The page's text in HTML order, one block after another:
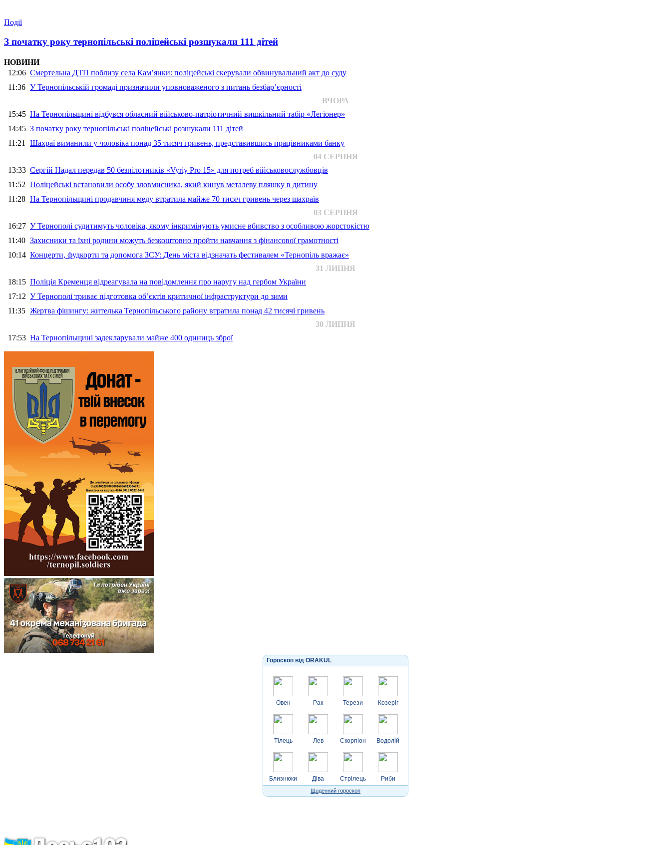
Події
З початку року тернопільські поліцейські розшукали 111 дітей
НОВИНИ
12:06 Смертельна ДТП поблизу села Кам’янки: поліцейські скерували обвинувальний акт до суду
11:36 У Тернопільській громаді призначили уповноваженого з питань безбар’єрності
ВЧОРА
15:45 На Тернопільщині відбувся обласний військово-патріотичний вишкільний табір «Легіонер»
14:45 З початку року тернопільські поліцейські розшукали 111 дітей
11:21 Шахраї виманили у чоловіка понад 35 тисяч гривень, представившись працівниками банку
04 СЕРПНЯ
13:33 Сергій Надал передав 50 безпілотників «Vyriy Pro 15» для потреб військовослужбовців
11:52 Поліцейські встановили особу зловмисника, який кинув металеву пляшку в дитину
11:28 На Тернопільщині продавчиня меду втратила майже 70 тисяч гривень через шахраїв
03 СЕРПНЯ
16:27 У Тернополі судитимуть чоловіка, якому інкримінують умисне вбивство з особливою жорстокістю
11:40 Захисники та їхні родини можуть безкоштовно пройти навчання з фінансової грамотності
10:14 Концерти, фудкорти та допомога ЗСУ: День міста відзначать фестивалем «Тернопіль вражає»
31 ЛИПНЯ
18:15 Поліція Кременця відреагувала на повідомлення про наругу над гербом України
17:12 У Тернополі триває підготовка об’єктів критичної інфраструктури до зими
11:35 Жертва фішингу: жителька Тернопільського району втратила понад 42 тисячі гривень
30 ЛИПНЯ
17:53 На Тернопільщині задекларували майже 400 одиниць зброї
Гороскоп від ORAKUL
Овен
Тілець
Близнюки
Рак
Лев
Діва
Терези
Скорпіон
Стрілець
Козеріг
Водолій
Риби
Щоденний гороскоп